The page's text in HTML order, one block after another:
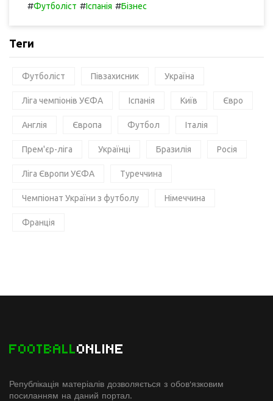
#Футболіст #Іспанія #Бізнес
Теги
Футболіст Півзахисник Україна
Ліга чемпіонів УЄФА Іспанія Київ Євро
Англія Європа Футбол Італія
Прем'єр-ліга Українці Бразилія Росія
Ліга Європи УЄФА Туреччина
Чемпіонат України з футболу Німеччина
Франція
FOOTBALLONLINE
Републікація матеріалів дозволяється з обов'язковим
посиланням на даний портал.